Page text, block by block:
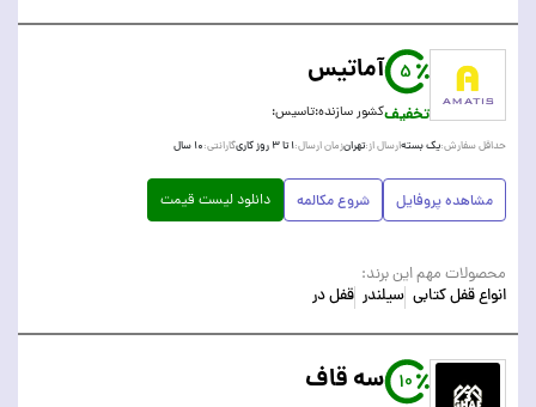
5
تخفیف
آماتیس
کشور سازنده:تاسیس:
حداقل سفارش:یک بستهارسال از:تهرانزمان ارسال:۱ تا ۳ روز کاری گارانتی:۱۰ سال
مشاهده پروفایل شروع مکالمه دانلود لیست قیمت
محصولات مهم این برند:
انواع قفل کتابی سیلندر قفل در
10 سه قاف